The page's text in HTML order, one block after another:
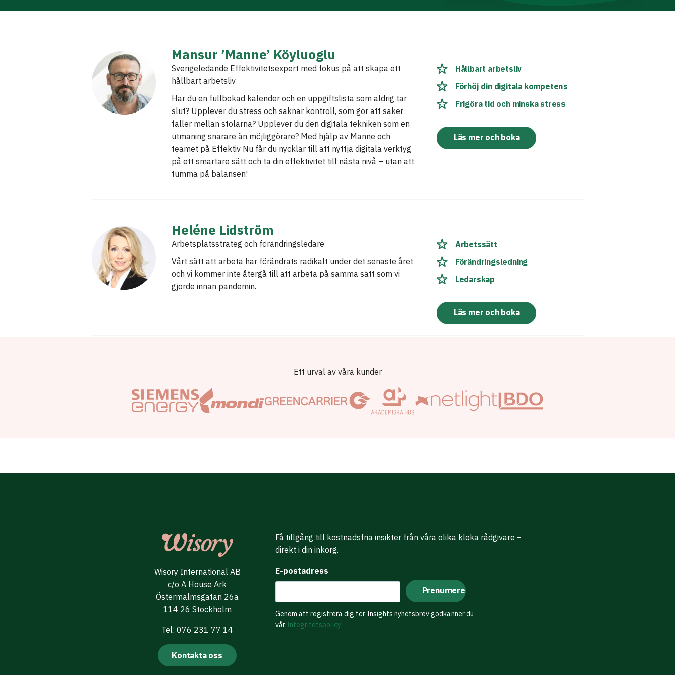
Mansur ’Manne’ Köyluoglu
Sverigeledande Effektivitetsexpert med fokus på att skapa ett
hållbart arbetsliv
Har du en fullbokad kalender och en uppgiftslista som aldrig tar
slut? Upplever du stress och saknar kontroll, som gör att saker
faller mellan stolarna? Upplever du den digitala tekniken som en
utmaning snarare än möjliggörare? Med hjälp av Manne och
teamet på Effektiv Nu får du nycklar till att nyttja digitala verktyg
på ett smartare sätt och ta din effektivitet till nästa nivå – utan att
tumma på balansen!
Hållbart arbetsliv
Förhöj din digitala kompetens
Frigöra tid och minska stress
Läs mer och boka
Heléne Lidström
Arbetsplatsstrateg och förändringsledare
Vårt sätt att arbeta har förändrats radikalt under det senaste året
och vi kommer inte återgå till att arbeta på samma sätt som vi
gjorde innan pandemin.
Arbetssätt
Förändringsledning
Ledarskap
Läs mer och boka
Ett urval av våra kunder
Wisory International AB
c/o A House Ark
Östermalmsgatan 26a
114 26 Stockholm
Tel: 076 231 77 14
Kontakta oss
Få tillgång till kostnadsfria insikter från våra olika kloka rådgivare –
direkt i din inkorg.
E-postadress
Genom att registrera dig för Insights nyhetsbrev godkänner du
vår Integritetspolicy